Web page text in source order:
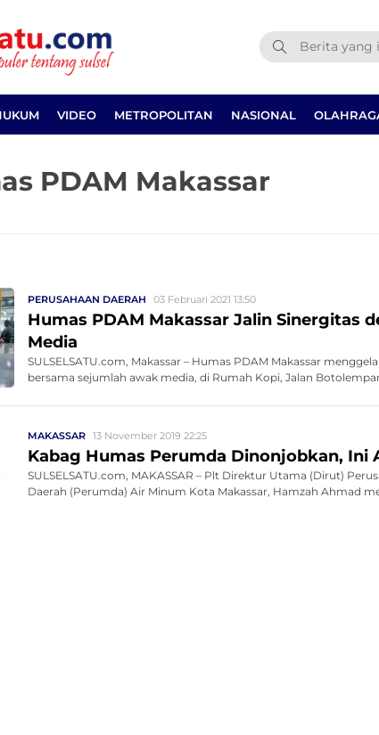
VIDEO METROPOLITAN NASIONAL
PDAM Makassar
PERUSAHAAN DAERAH 03 Februari 2021 13:50
Humas PDAM Makassar Jalin Sinergitas
Media
SULSELSATU.com, Makassar – Humas PDAM Makassar
bersama sejumlah awak media, di Rumah Kopi, Jalan
MAKASSAR 13 November 2019 22:25
Kabag Humas Perumda Dinonjobkan, Ini
SULSELSATU.com, MAKASSAR – Plt Direktur Utama (Dirut)
Daerah (Perumda) Air Minum Kota Makassar, Hamzah Ahmad